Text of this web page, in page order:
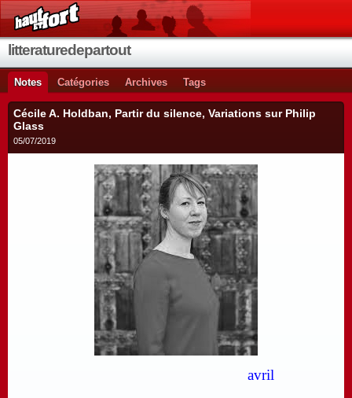
litteraturedepartout
Notes Catégories Archives Tags
Cécile A. Holdban, Partir du silence, Variations sur Philip
Glass
05/07/2019
avril